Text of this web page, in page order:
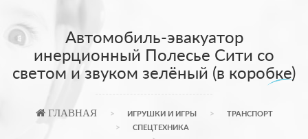
Автомобиль-эвакуатор
инерционный Полесье Сити со
светом и звуком зелёный (в коробке)
ГЛАВНАЯ ИГРУШКИ И ИГРЫ
ТРАНСПОРТ
СПЕЦТЕХНИКА